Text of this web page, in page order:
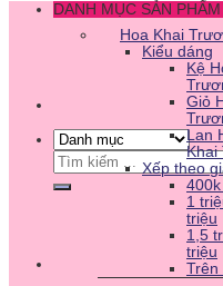
Tìm
kiếm:
DANH MỤC SẢN PHẨM
Hoa Khai
Kiểu dáng
Kệ
Giỏ
Lan
Khai
Xếp theo
1
triệu
1,5
triệu
Trên